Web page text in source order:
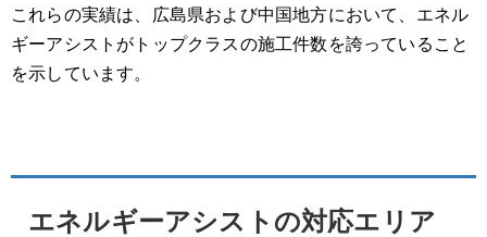
これらの実績は、広島県および中国地方において、エネル
ギーアシストがトップクラスの施工件数を誇っていること
を示しています。
エネルギーアシストの対応エリア